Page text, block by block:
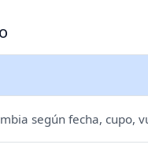
según fecha, cupo,